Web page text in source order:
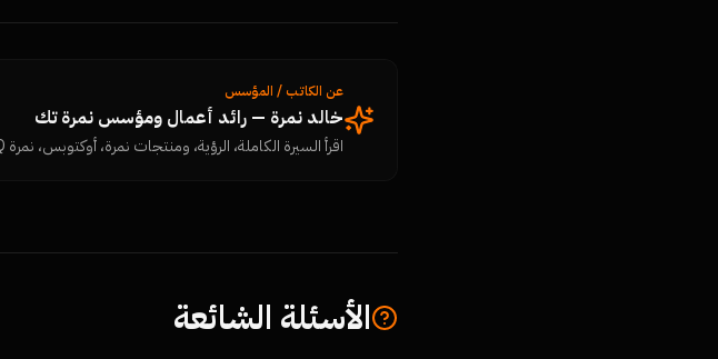
عن الكاتب / المؤسس
خالد نمرة — رائد أعمال ومؤسس نمرة تك
اقرأ السيرة الكاملة، الرؤية، ومنتجات نمرة، أوكتوبس، نمرة IQ، وفورج.
الأسئلة الشائعة